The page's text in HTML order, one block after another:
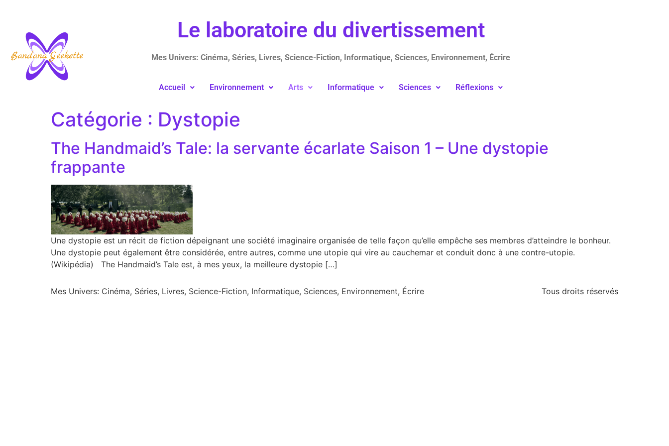
Le laboratoire du divertissement
Mes Univers: Cinéma, Séries, Livres, Science-Fiction, Informatique, Sciences, Environnement, Écrire
Accueil Environnement Arts Informatique Sciences Réflexions
Catégorie : Dystopie
The Handmaid’s Tale: la servante écarlate Saison 1 – Une dystopie
frappante
Une dystopie est un récit de fiction dépeignant une société imaginaire organisée de telle façon qu’elle empêche ses membres d’atteindre le bonheur.
Une dystopie peut également être considérée, entre autres, comme une utopie qui vire au cauchemar et conduit donc à une contre-utopie.
(Wikipédia) The Handmaid’s Tale est, à mes yeux, la meilleure dystopie […]
Mes Univers: Cinéma, Séries, Livres, Science-Fiction, Informatique, Sciences, Environnement, Écrire Tous droits réservés